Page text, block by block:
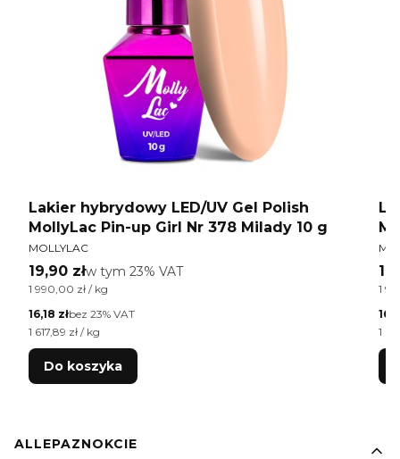
Lakier hybrydowy LED/UV Gel Polish
MollyLac Pin-up Girl Nr 378 Milady 10 g
PRODUCENT
MOLLYLAC
Cena brutto
19,90 złw tym %s VAT
w tym 23% VAT
Cena jednostkowa brutto
1 990,00 zł / kg
Cena netto
16,18 złbez 23% VAT
Cena jednostkowa netto
1 617,89 zł / kg
Do koszyka
1
1
Linki w stopce
ALLEPAZNOKCIE